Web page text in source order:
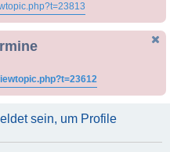
sein, um Profile